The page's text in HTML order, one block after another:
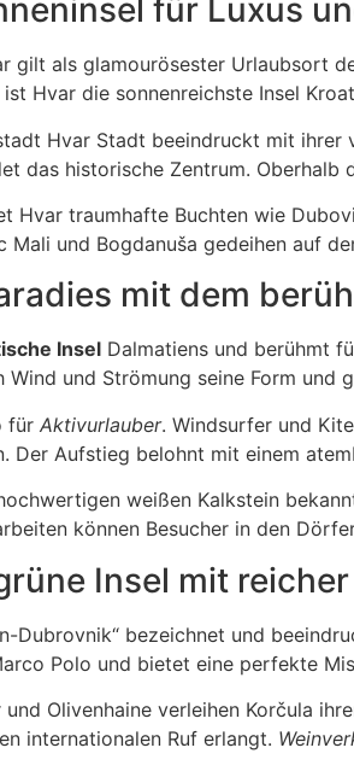
für Luxus
gilt als glamourösester Urlaubsort
Hvar die sonnenreichste Insel
Hvar Stadt beeindruckt mit
das historische Zentrum.
Hvar traumhafte Buchten wie
Mali und Bogdanuša gedeihen auf
mit dem
Insel Dalmatiens und berühmt
und Strömung seine Form und
für Aktivurlauber. Windsurfer und
Der Aufstieg belohnt mit einem
weißen Kalkstein
können Besucher in den
Insel mit
Dubrovnik“ bezeichnet und
Polo und bietet eine perfekte
Olivenhaine verleihen Korčula
internationalen Ruf erlangt.